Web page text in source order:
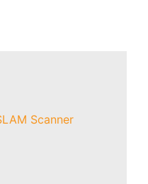
Scanner